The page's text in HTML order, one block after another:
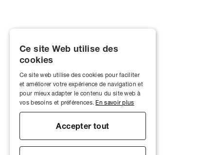
Ce site Web utilise des
cookies
Ce site web utilise des cookies pour faciliter
et améliorer votre expérience de navigation et
pour mieux adapter le contenu du site web à
vos besoins et préférences. En savoir plus
Accepter tout